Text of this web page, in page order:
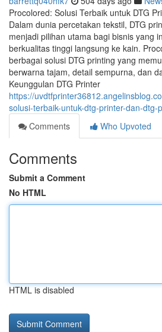
Procolored: Solusi Terbaik untuk DTG
Dalam dunia percetakan tekstil, DTG
menjadi pilihan utama bagi bisnis yang
berkualitas tinggi langsung ke kain.
berbagai solusi DTG printing yang
berwarna tajam, detail sempurna, dan
Keunggulan DTG Printer
https://
solusi-terbaik-untuk-dtg-printer-dan-dtg-
Comments
Who Upvoted
Comments
Submit a Comment
No HTML
HTML is disabled